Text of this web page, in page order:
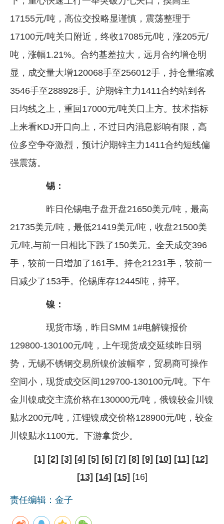
17155元/吨，高位交投略显谨慎，震荡整理于
17100元/吨关口附近，终收17085元/吨，涨205元/
吨，涨幅1.21%。合约基差拉大，远月合约增仓明
显，成交量大增120068手至256012手，持仓量缩减
3546手至288928手。沪期锌主力1411合约站到各
日均线之上，重回17000元/吨关口上方。技术指标
上来看KDJ开口向上，不过日内消息影响有限，高
位多空争夺激烈，预计沪期锌主力1411合约短线偏
强震荡。
锡：
昨日伦锡电子盘开盘21650美元/吨，最高
21735美元/吨，最低21419美元/吨，收盘21500美
元/吨,与前一日相比下跌了150美元。全天成交396
手，较前一日增加了161手。持仓21231手，较前一
日减少了153手。伦锡库存12445吨，持平。
镍：
现货市场，昨日SMM 1#电解镍报价
129800-130100元/吨，上午现货成交延续昨日弱
势，无锡不锈钢交易所镍价波幅窄，贸易商可操作
空间小，现货成交区间129700-130100元/吨。下午
金川镍成交主流价格在130000元/吨，俄镍较金川镍
贴水200元/吨，江锂镍成交价格128900元/吨，较金
川镍贴水1100元。下游拿货少。
[1] [2] [3] [4] [5] [6] [7] [8] [9] [10] [11] [12]
[13] [14] [15] [16]
责任编辑：金子